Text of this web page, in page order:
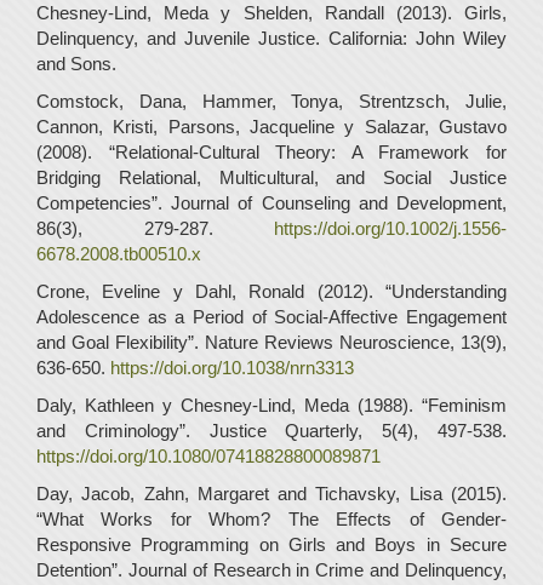
Chesney-Lind, Meda y Shelden, Randall (2013). Girls,
Delinquency, and Juvenile Justice. California: John Wiley
and Sons.
Comstock, Dana, Hammer, Tonya, Strentzsch, Julie,
Cannon, Kristi, Parsons, Jacqueline y Salazar, Gustavo
(2008). “Relational-Cultural Theory: A Framework for
Bridging Relational, Multicultural, and Social Justice
Competencies”. Journal of Counseling and Development,
86(3), 279-287. https://doi.org/10.1002/j.1556-
6678.2008.tb00510.x
Crone, Eveline y Dahl, Ronald (2012). “Understanding
Adolescence as a Period of Social-Affective Engagement
and Goal Flexibility”. Nature Reviews Neuroscience, 13(9),
636-650. https://doi.org/10.1038/nrn3313
Daly, Kathleen y Chesney-Lind, Meda (1988). “Feminism
and Criminology”. Justice Quarterly, 5(4), 497-538.
https://doi.org/10.1080/07418828800089871
Day, Jacob, Zahn, Margaret and Tichavsky, Lisa (2015).
“What Works for Whom? The Effects of Gender-
Responsive Programming on Girls and Boys in Secure
Detention”. Journal of Research in Crime and Delinquency,